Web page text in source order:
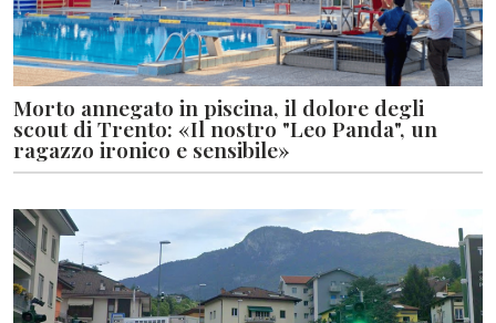
Morto annegato in piscina, il dolore degli
scout di Trento: «Il nostro "Leo Panda", un
ragazzo ironico e sensibile»